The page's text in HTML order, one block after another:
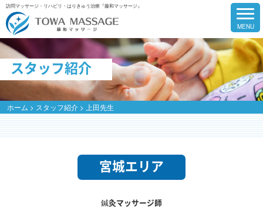
訪問マッサージ・リハビリ・はりきゅう治療『藤和マッサージ』
スタッフ紹介
ホーム > スタッフ紹介> 上田先生
宮城エリア
鍼灸マッサージ師